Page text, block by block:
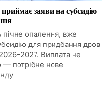
заяви на субсидію
пічне опалення, вже
для придбання дров
Виплата не
— потрібне нове